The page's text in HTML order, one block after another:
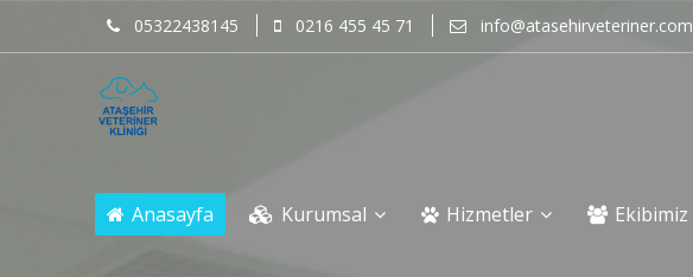
05322438145 0216 455 45 71 info@atasehirveteriner.com
Anasayfa Kurumsal Hizmetler Ekibimiz